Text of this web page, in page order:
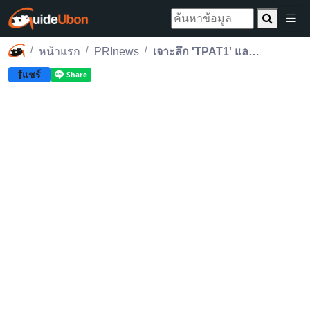
หน้าแรก PRInews เจาะลึก 'TPAT1' และกลยุทธ์พิชิตความถนัดแพทย์
fแชร์